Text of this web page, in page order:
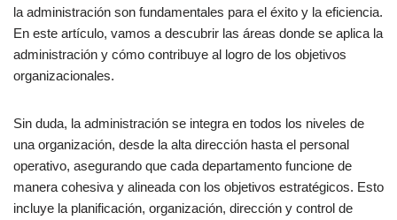
la administración son fundamentales para el éxito y la eficiencia.
En este artículo, vamos a descubrir las áreas donde se aplica la
administración y cómo contribuye al logro de los objetivos
organizacionales.
Sin duda, la administración se integra en todos los niveles de
una organización, desde la alta dirección hasta el personal
operativo, asegurando que cada departamento funcione de
manera cohesiva y alineada con los objetivos estratégicos. Esto
incluye la planificación, organización, dirección y control de